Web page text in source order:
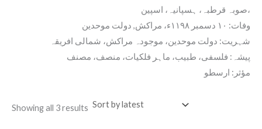
صوبہ قرطبہ، ہسپانیہ، اسپین،
وفات: ١٠ دسمبر ١١٩٨ء، مراکش, دولت موحدین
شہریت: دولت موحدین، موجودہ مراکش، شمالی افریقہ
پیشہ: فلسفی، طبیب، ماہر فلکیات، منصف، مصنف
مؤثر: ارسطو
Showing all 3 results